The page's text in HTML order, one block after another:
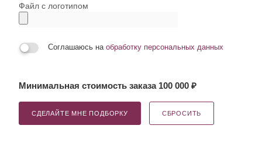
Файл с логотипом
Соглашаюсь на обработку персональных данных
Минимальная стоимость заказа 100 000 ₽
СДЕЛАЙТЕ МНЕ ПОДБОРКУ СБРОСИТЬ